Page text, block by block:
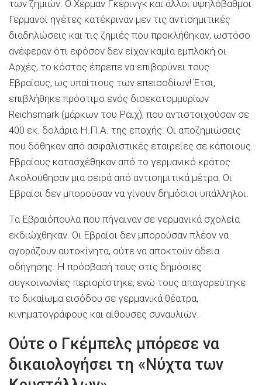
των ζημιών. Ο Χέρμαν Γκέρινγκ και άλλοι υψηλόβαθμοι
Γερμανοί ηγέτες κατέκριναν μεν τις αντισημιτικές
διαδηλώσεις και τις ζημιές που προκλήθηκαν, ωστόσο
ανέφεραν ότι εφόσον δεν είχαν καμία εμπλοκή οι
Αρχές, το κόστος έπρεπε να επιβαρύνει τους
Εβραίους, ως υπαίτιους των επεισοδίων! Έτσι,
επιβλήθηκε πρόστιμο ενός δισεκατομμυρίων
Reichsmark (μάρκων του Ράιχ), που αντιστοιχούσαν σε
400 εκ. δολάρια Η.Π.Α. της εποχής. Οι αποζημιώσεις
που δόθηκαν από ασφαλιστικές εταιρείες σε κάποιους
Εβραίους κατασχέθηκαν από το γερμανικό κράτος.
Ακολούθησαν μια σειρά από αντισημιτικά μέτρα. Οι
Εβραίοι δεν μπορούσαν να γίνουν δημόσιοι υπάλληλοι.
Τα Εβραιόπουλα που πήγαιναν σε γερμανικά σχολεία
εκδιώχθηκαν. Οι Εβραίοι δεν μπορούσαν πλέον να
αγοράζουν αυτοκίνητα, ούτε να αποκτούν άδεια
οδήγησης. Η πρόσβασή τους στις δημόσιες
συγκοινωνίες περιορίστηκε, ενώ τους απαγορεύτηκε
το δικαίωμα εισόδου σε γερμανικά θέατρα,
κινηματογράφους και αίθουσες συναυλιών.
Ούτε ο Γκέμπελς μπόρεσε να
δικαιολογήσει τη «Νύχτα των